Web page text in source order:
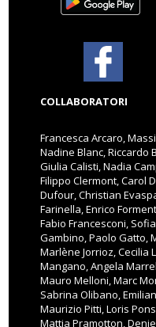
COLLABORATORI
Francesca Arcaro,
Nadine Blanc, Riccardo
Giulia Calisti, Nadia
Filippo Clermont, Carol
Dufour, Christian
Farinella, Enrico
Fabio Francesconi,
Gambino, Paolo Gatto,
Marlène Jorrioz, Cecilia
Mangano, Angela
Mauro Melloni, Marc
Sabrina Olibano,
Maurizio Pitti, Loris
Mattia Pramotton,